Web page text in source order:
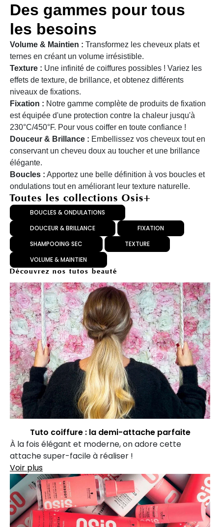
Des gammes pour tous
les besoins
Volume & Maintien : Transformez les cheveux plats et
ternes en créant un volume irrésistible.
Texture : Une infinité de coiffures possibles ! Variez les
effets de texture, de brillance, et obtenez différents
niveaux de fixations.
Fixation : Notre gamme complète de produits de fixation
est équipée d'une protection contre la chaleur jusqu'à
230°C/450°F. Pour vous coiffer en toute confiance !
Douceur & Brillance : Embellissez vos cheveux tout en
conservant un cheveu doux au toucher et une brillance
élégante.
Boucles : Apportez une belle définition à vos boucles et
ondulations tout en améliorant leur texture naturelle.
Toutes les collections Osis+
BOUCLES & ONDULATIONS
DOUCEUR & BRILLANCE
FIXATION
SHAMPOOING SEC
TEXTURE
VOLUME & MAINTIEN
Découvrez nos tutos beauté
Tuto coiffure : la demi-attache parfaite
À la fois élégant et moderne, on adore cette
attache super-facile à réaliser !
Voir plus